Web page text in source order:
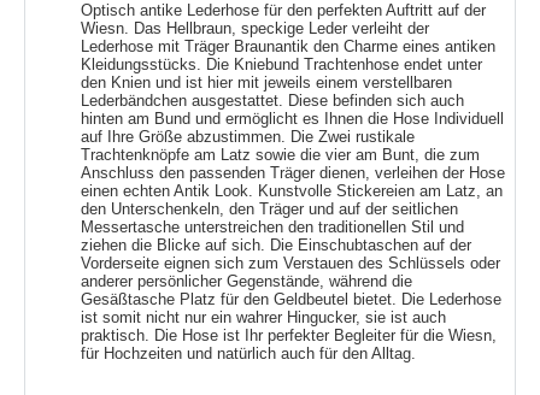
Optisch antike Lederhose für den perfekten Auftritt auf der
Wiesn. Das Hellbraun, speckige Leder verleiht der
Lederhose mit Träger Braunantik den Charme eines antiken
Kleidungsstücks. Die Kniebund Trachtenhose endet unter
den Knien und ist hier mit jeweils einem verstellbaren
Lederbändchen ausgestattet. Diese befinden sich auch
hinten am Bund und ermöglicht es Ihnen die Hose Individuell
auf Ihre Größe abzustimmen. Die Zwei rustikale
Trachtenknöpfe am Latz sowie die vier am Bunt, die zum
Anschluss den passenden Träger dienen, verleihen der Hose
einen echten Antik Look. Kunstvolle Stickereien am Latz, an
den Unterschenkeln, den Träger und auf der seitlichen
Messertasche unterstreichen den traditionellen Stil und
ziehen die Blicke auf sich. Die Einschubtaschen auf der
Vorderseite eignen sich zum Verstauen des Schlüssels oder
anderer persönlicher Gegenstände, während die
Gesäßtasche Platz für den Geldbeutel bietet. Die Lederhose
ist somit nicht nur ein wahrer Hingucker, sie ist auch
praktisch. Die Hose ist Ihr perfekter Begleiter für die Wiesn,
für Hochzeiten und natürlich auch für den Alltag.